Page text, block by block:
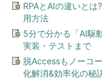
RPAとAIの違いと
用方法
5分で分かる「AI駆
実装・テストまで
脱Accessもノーコ
化解消&効率化の秘